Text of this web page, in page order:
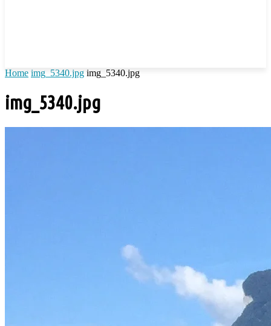
Home img_5340.jpg img_5340.jpg
img_5340.jpg